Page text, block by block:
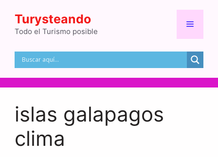
contenido
Turysteando
Todo el Turismo posible
Menú
islas galapagos
clima